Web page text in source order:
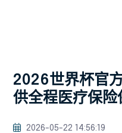
2026世界杯官
供全程医疗保险
2026-05-22 14:56:19